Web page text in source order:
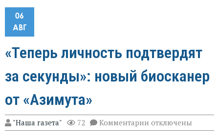
06
АВГ
«Теперь личность подтвердят
за секунды»: новый биосканер
от «Азимута»
"Наша газета" 72 Комментарии к
записи
отключены